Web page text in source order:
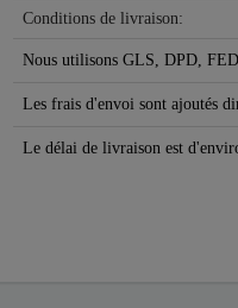
Conditions de livraison:
Nous utilisons GLS, DPD,
Les frais d'envoi sont ajoutés
Le délai de livraison est